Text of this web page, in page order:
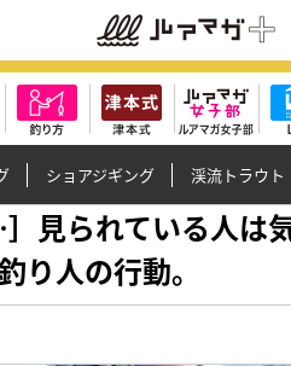
ショアジギング 渓流トラウト
見られている人は
り人の行動。